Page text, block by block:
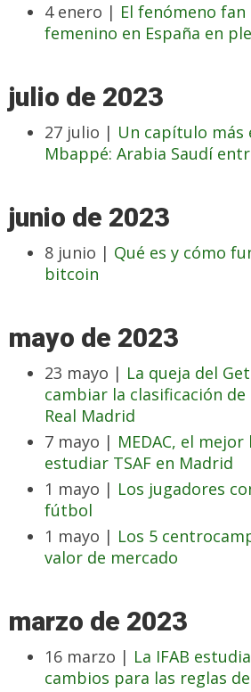
4 enero | El fenómeno
femenino en España en
julio de 2023
27 julio | Un capítulo más
Mbappé: Arabia Saudí
junio de 2023
8 junio | Qué es y cómo
bitcoin
mayo de 2023
23 mayo | La queja del
cambiar la clasificación de
Real Madrid
7 mayo | MEDAC, el
estudiar TSAF en Madrid
1 mayo | Los jugadores
fútbol
1 mayo | Los 5
valor de mercado
marzo de 2023
16 marzo | La IFAB
cambios para las reglas